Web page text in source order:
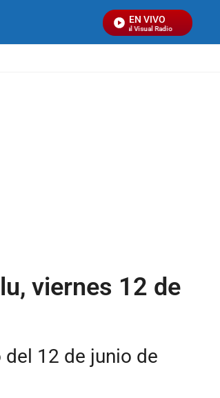
EN VIVO
Señal Visual Radio
viernes 12 de
del 12 de junio de